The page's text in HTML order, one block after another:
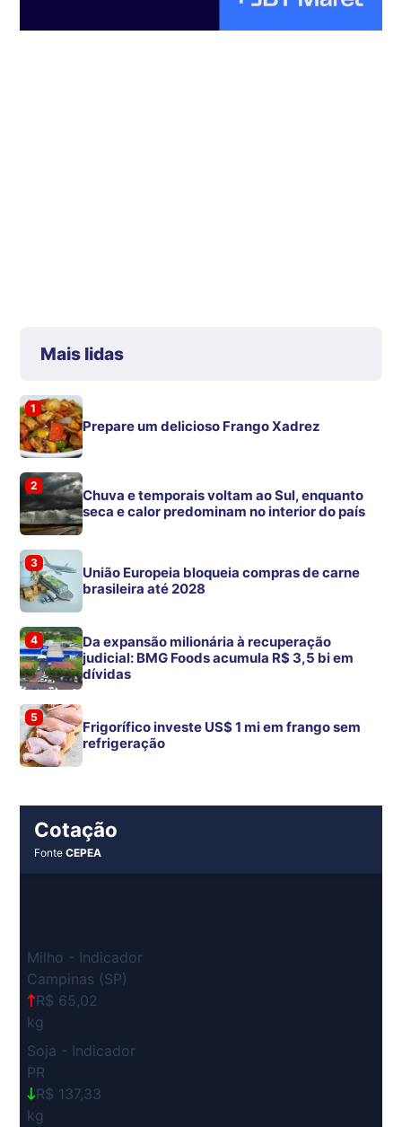
Mais lidas
1
Prepare um delicioso Frango Xadrez
2
Chuva e temporais voltam ao Sul, enquanto
seca e calor predominam no interior do país
3
União Europeia bloqueia compras de carne
brasileira até 2028
4
Da expansão milionária à recuperação
judicial: BMG Foods acumula R$ 3,5 bi em
dívidas
5
Frigorífico investe US$ 1 mi em frango sem
refrigeração
Cotação
FonteCEPEA
Milho - Indicador
Campinas (SP)
R$ 65,02
kg
Soja - Indicador
PR
R$ 137,33
kg